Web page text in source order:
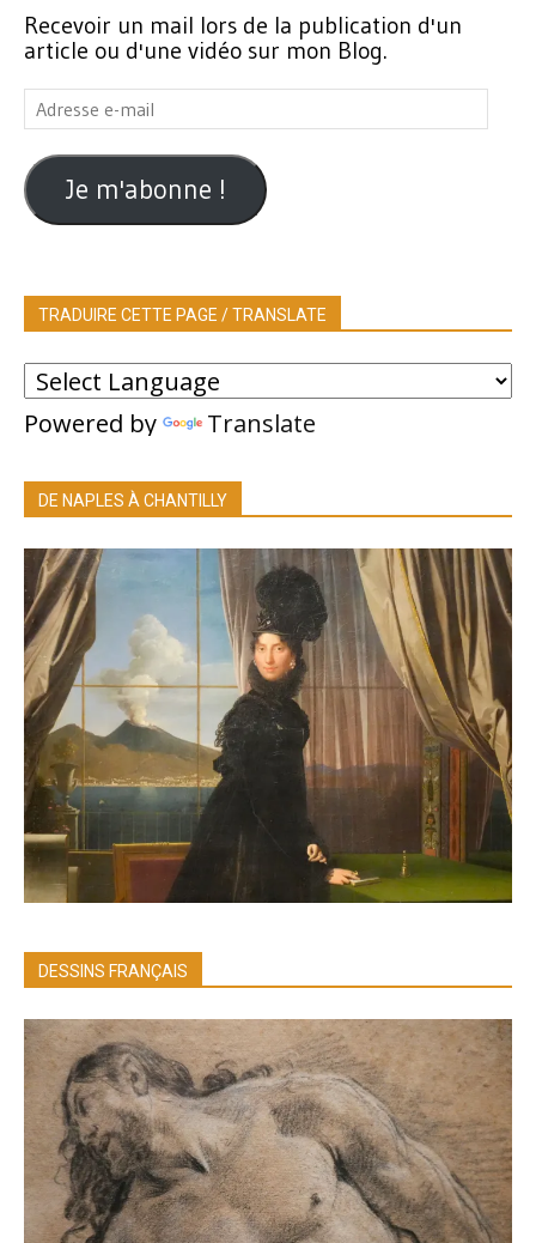
Recevoir un mail lors de la publication d'un
article ou d'une vidéo sur mon Blog.
Adresse
e-
mail
Je m'abonne !
TRADUIRE CETTE PAGE / TRANSLATE
Powered by Translate
DE NAPLES À CHANTILLY
DESSINS FRANÇAIS